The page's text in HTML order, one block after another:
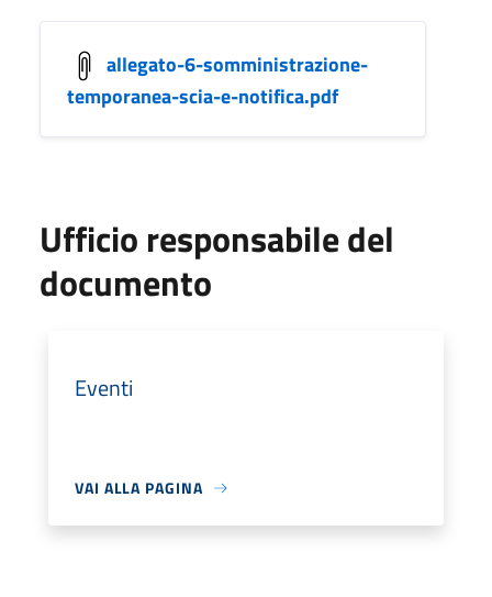
allegato-6-somministrazione-
temporanea-scia-e-notifica.pdf
Ufficio responsabile del
documento
Eventi
VAI ALLA PAGINA